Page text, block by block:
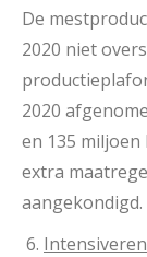
De
2020 niet
2020
en 135
extra
aangekondigd.